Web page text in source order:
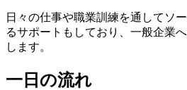
事
業
所
ミ
日々の仕事や職業訓練を通してソ
るサポートもしており、一般企業
します。
一日の流れ